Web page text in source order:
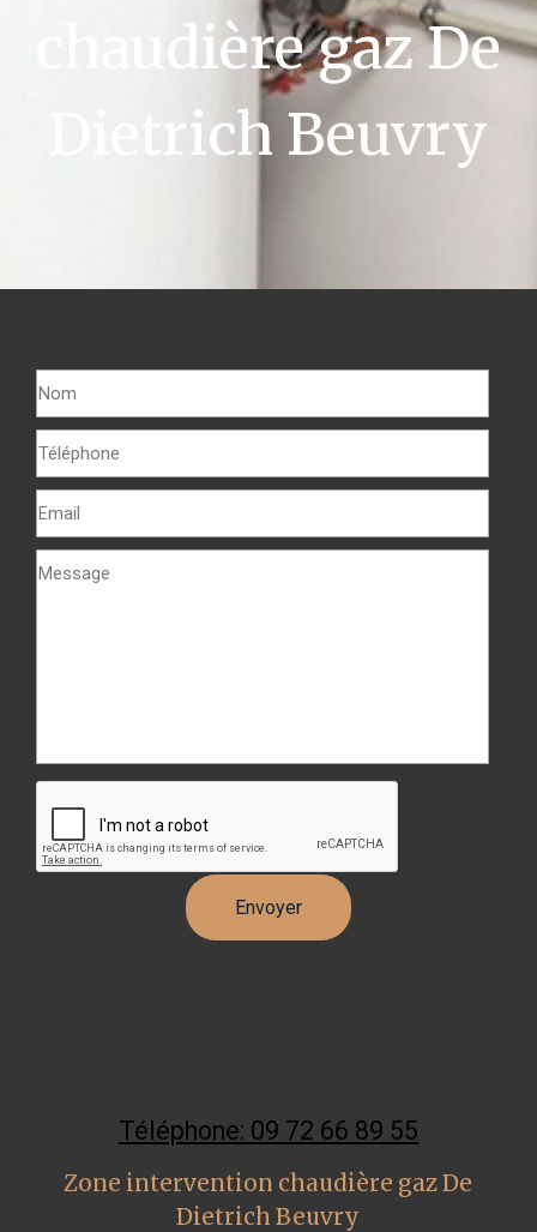
chaudière gaz De
Dietrich Beuvry
Téléphone: 09 72 66 89 55
Zone intervention chaudière gaz De
Dietrich Beuvry